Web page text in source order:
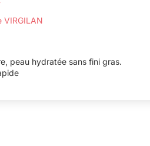
VIRGILAN
peau hydratée sans fini gras.